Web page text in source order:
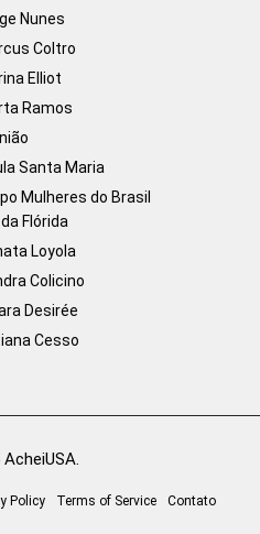
Nunes
Coltro
Elliot
Ramos
Santa Maria
Mulheres do Brasil
Flórida
Loyola
Colicino
Desirée
Cesso
Policy Terms of Service Contato